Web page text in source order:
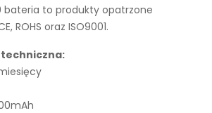
bateria to produkty opatrzone
ROHS oraz ISO9001.